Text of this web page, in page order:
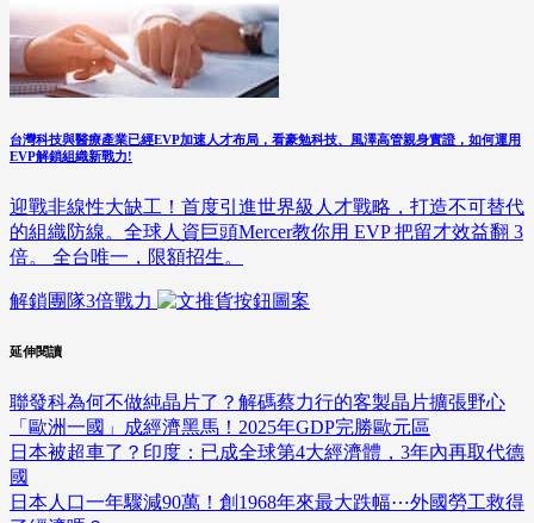
台灣科技與醫療產業已經EVP加速人才布局，看豪勉科技、風澤高管親身實證，如何運用
EVP解鎖組織新戰力!
迎戰非線性大缺工！首度引進世界級人才戰略，打造不可替代
的組織防線。全球人資巨頭Mercer教你用 EVP 把留才效益翻 3
倍。 全台唯一，限額招生。
解鎖團隊3倍戰力
延伸閱讀
聯發科為何不做純晶片了？解碼蔡力行的客製晶片擴張野心
「歐洲一國」成經濟黑馬！2025年GDP完勝歐元區
日本被超車了？印度：已成全球第4大經濟體，3年內再取代德
國
日本人口一年驟減90萬！創1968年來最大跌幅⋯外國勞工救得